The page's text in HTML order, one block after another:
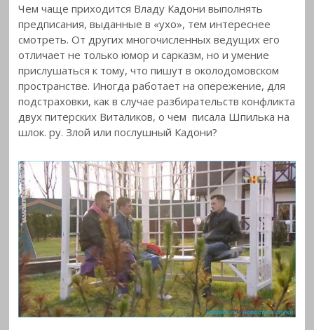
Чем чаще приходится Владу Кадони выполнять
предписания, выданные в «ухо», тем интереснее
смотреть. От других многочисленныхведущих его
отличает не только юмор и сарказм, но и умение
прислушаться к тому, что пишут в околодомовском
пространстве. Иногда работает на опережение, для
подстраховки, как в случае разбирательств конфликта
двух питерских Виталиков, о чем писала Шпилька на
шлок. ру. Злой или послушный Кадони?